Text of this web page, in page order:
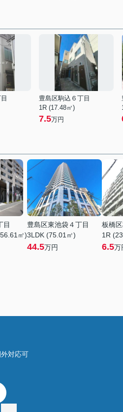
豊島区駒込６丁目
1R (17.48㎡)
7.5万円
目
㎡)
豊島区東池袋４丁目
3LDK (75.01㎡)
44.5万円
板橋
1R
6.5万
対応可